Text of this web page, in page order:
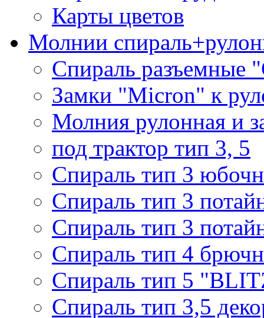
Карты цветов
Молнии
Спираль разъемные
Замки "Micron" к
Молния рулонная и
под трактор тип 3, 5
Спираль тип 3
Спираль тип 3
Спираль тип 3
Спираль тип 4
Спираль тип 5
Спираль тип 3,5